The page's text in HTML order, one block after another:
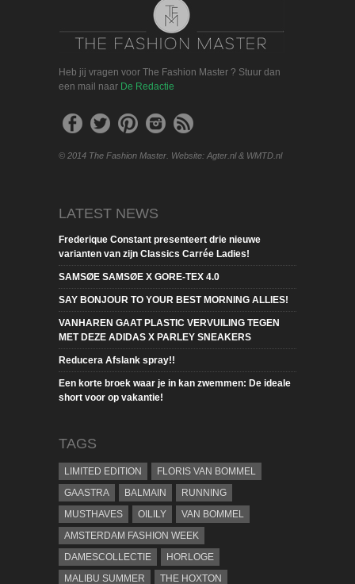
Heb jij vragen voor The Fashion Master ? Stuur dan
een mail naar De Redactie
© 2014 The Fashion Master. Website: Agter.nl & WMTD.nl
LATEST NEWS
Frederique Constant presenteert drie nieuwe
varianten van zijn Classics Carrée Ladies!
SAMSØE SAMSØE X GORE-TEX 4.0
SAY BONJOUR TO YOUR BEST MORNING ALLIES!
VANHAREN GAAT PLASTIC VERVUILING TEGEN
MET DEZE ADIDAS X PARLEY SNEAKERS
Reducera Afslank spray!!
Een korte broek waar je in kan zwemmen: De ideale
short voor op vakantie!
TAGS
LIMITED EDITION
FLORIS VAN BOMMEL
GAASTRA
BALMAIN
RUNNING
MUSTHAVES
OILILY
VAN BOMMEL
AMSTERDAM FASHION WEEK
DAMESCOLLECTIE
HORLOGE
MALIBU SUMMER
THE HOXTON